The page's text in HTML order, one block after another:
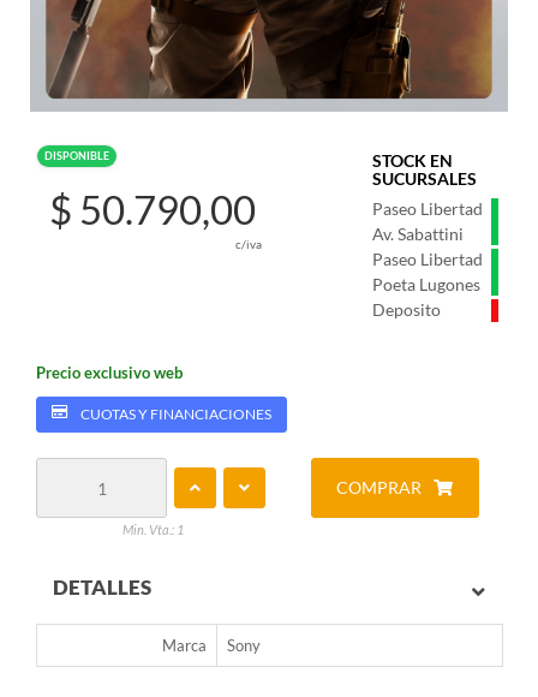
DISPONIBLE
STOCK EN
SUCURSALES
Paseo Libertad
Av. Sabattini
Paseo Libertad
Poeta Lugones
Deposito
$ 50.790,00
c/iva
Precio exclusivo web
CUOTAS Y FINANCIACIONES
Min. Vta.: 1
COMPRAR
DETALLES
Marca Sony